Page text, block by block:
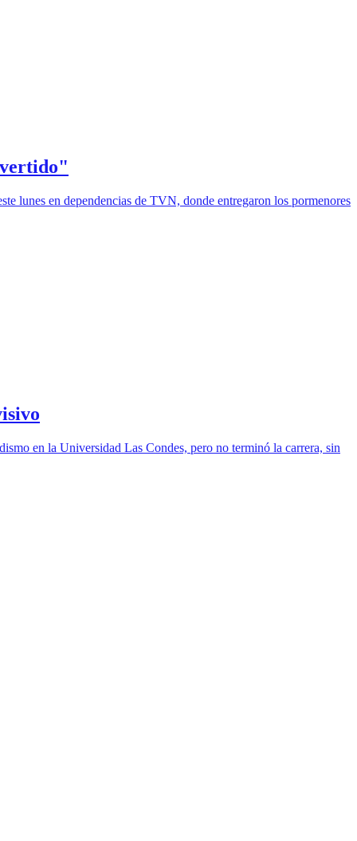
lunes en dependencias de TVN, donde entregaron los pormenores
en la Universidad Las Condes, pero no terminó la carrera, sin